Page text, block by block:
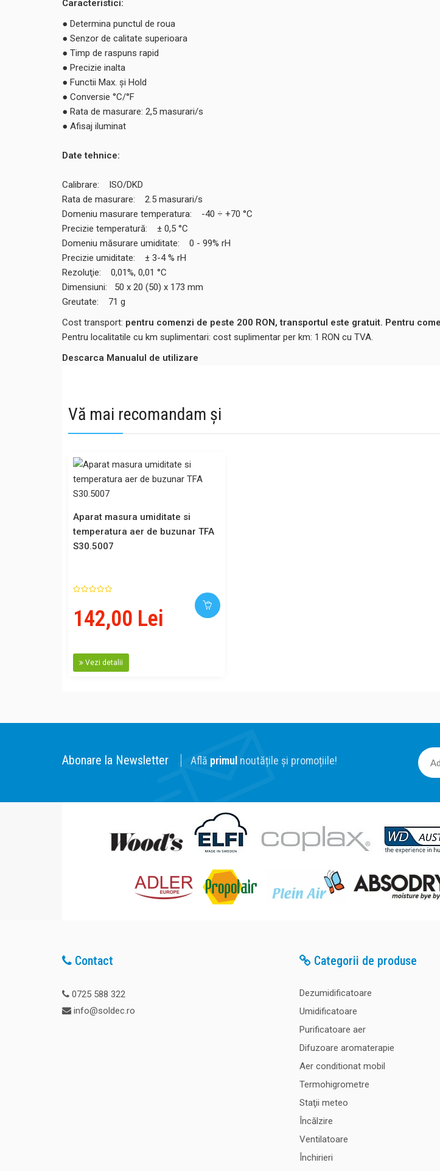
Caracteristici:
● Determina punctul de roua
● Senzor de calitate superioara
● Timp de raspuns rapid
● Precizie inalta
● Functii Max. şi Hold
● Conversie °C/°F
● Rata de masurare: 2,5 masurari/s
● Afisaj iluminat
Date tehnice:
Calibrare: ISO/DKD
Rata de masurare: 2.5 masurari/s
Domeniu masurare temperatura: -40 ÷ +70 °C
Precizie temperatură: ± 0,5 °C
Domeniu măsurare umiditate: 0 - 99% rH
Precizie umiditate: ± 3-4 % rH
Rezoluţie: 0,01%, 0,01 °C
Dimensiuni: 50 x 20 (50) x 173 mm
Greutate: 71 g
Cost transport: pentru comenzi de peste 200 RON, transportul este gratuit. Pentru
Pentru localitatile cu km suplimentari: cost suplimentar per km: 1 RON cu TVA.
Descarca Manualul de utilizare
Vă mai recomandam și
Aparat masura umiditate si
temperatura aer de buzunar TFA
S30.5007
142,00 Lei
Vezi detalii
Abonare la Newsletter Află primul noutățile și promoțiile!
Contact
0725 588 322
info@soldec.ro
Categorii de produse
Dezumidificatoare
Umidificatoare
Purificatoare aer
Difuzoare aromaterapie
Aer conditionat mobil
Termohigrometre
Staţii meteo
Încălzire
Ventilatoare
Închirieri